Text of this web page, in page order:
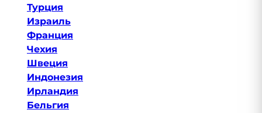
Турция
Израиль
Франция
Чехия
Швеция
Индонезия
Ирландия
Бельгия